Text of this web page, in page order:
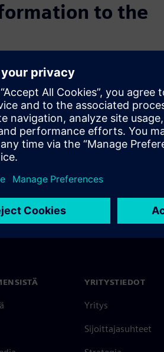
to the
people. Siemens offers both in a
No matter from where you start,
the right solution at hand to guide you
YRITYSTIEDOT
Yritys
Sijoittajasuhteet